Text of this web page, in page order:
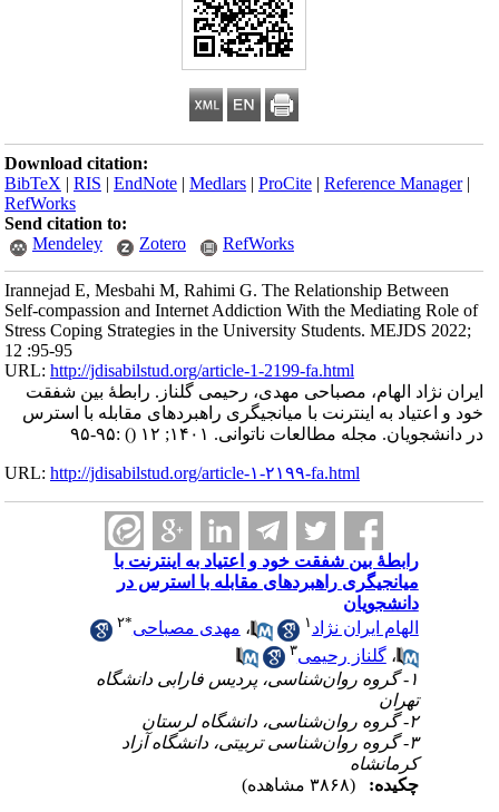
Download citation:
BibTeX |RIS |EndNote |Medlars |ProCite |Reference Manager
RefWorks
Send citation to:
Mendeley
Zotero RefWorks
Irannejad E, Mesbahi M, Rahimi G. The Relationship Between
Self-compassion and Internet Addiction With the Mediating Role of
Stress Coping Strategies in the University Students. MEJDS 2022;
12 :95-95
URL:http://jdisabilstud.org/article-1-2199-fa.html
ایران نژاد الهام، مصباحی مهدی، رحیمی گلناز. رابطهٔ بین شفقت
خود و اعتیاد به اینترنت با میانجیگری راهبردهای مقابله با استرس
در دانشجویان. مجله مطالعات ناتوانی. ۱۴۰۱; ۱۲
() :۹۵-۹۵
URL:http://jdisabilstud.org/article-۱-۲۱۹۹-fa.html
رابطهٔ بین شفقت خود و اعتیاد به اینترنت با
میانجیگری راهبردهای مقابله با استرس در
دانشجویان
الهام ایران نژاد ۱ ،مهدی مصباحی ۲
،گلناز رحیمی
۱- گروه روان‌شناسی، پردیس فارابی دانشگاه
تهران
۲- گروه روان‌شناسی، دانشگاه لرستان
۳- گروه روان‌شناسی تربیتی، دانشگاه آزاد
کرمانشاه
چکیده: